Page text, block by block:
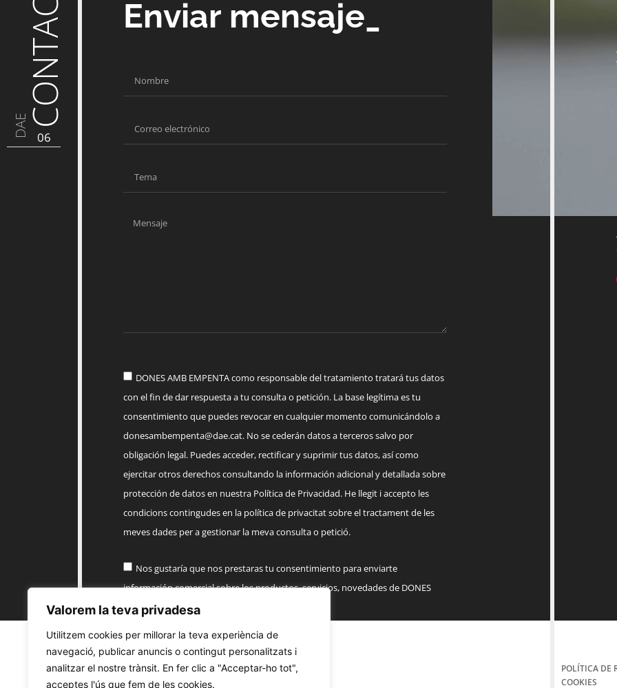
Valorem la teva privadesa
Utilitzem cookies per millorar la teva experiència de
navegació, publicar anuncis o contingut personalitzats i
analitzar el nostre trànsit. En fer clic a "Acceptar-ho tot",
acceptes l'ús que fem de les cookies.
DAE CONTACTO
06
Enviar mensaje_
DONES AMB EMPENTA como responsable del tratamiento tratará tus datos
con el fin de dar respuesta a tu consulta o petición. La base legítima es tu
consentimiento que puedes revocar en cualquier momento comunicándolo a
donesambempenta@dae.cat. No se cederán datos a terceros salvo por
obligación legal. Puedes acceder, rectificar y suprimir tus datos, así como
ejercitar otros derechos consultando la información adicional y detallada sobre
protección de datos en nuestra Política de Privacidad. He llegit i accepto les
condicions contingudes en la política de privacitat sobre el tractament de les
meves dades per a gestionar la meva consulta o petició.
Nos gustaría que nos prestaras tu consentimiento para enviarte
información comercial sobre los productos, servicios, novedades de DONES
AMB EMPENTA
Enviar
POLÍTICA DE
COOKIES